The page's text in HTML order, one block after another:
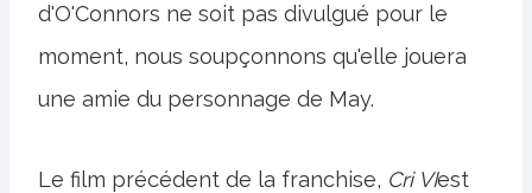
d'O'Connors ne soit pas divulgué pour le
moment, nous soupçonnons qu'elle jouera
une amie du personnage de May.
Le film précédent de la franchise, Cri VIest